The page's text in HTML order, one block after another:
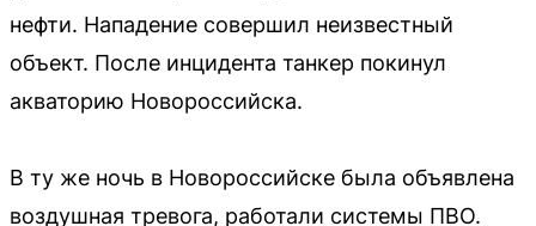
нефти. Нападение совершил неизвестный
объект. После инцидента танкер покинул
акваторию Новороссийска.
В ту же ночь в Новороссийске была объявлена
воздушная тревога, работали системы ПВО.